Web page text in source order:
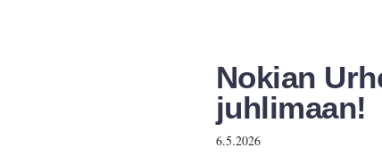
Nokian
juhlimaan!
6.5.2026